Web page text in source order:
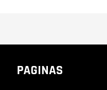
PAGINAS